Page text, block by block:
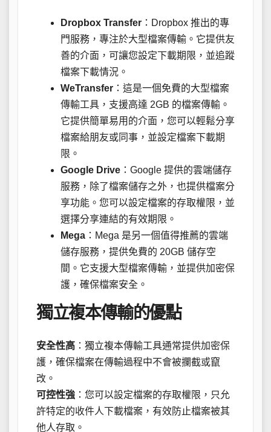
Dropbox Transfer ：Dropbox 推出的專
門服務，專注於大型檔案傳輸。它提供友
善的介面，可讓您設定下載期限，並追蹤
檔案下載情況。
WeTransfer ：這是一個免費的大型檔案
傳輸工具，支援高達 2GB 的檔案傳輸。
它提供簡單易用的介面，您可以輕鬆分享
檔案給朋友或同事，並設定檔案下載期
限。
Google Drive ：Google 提供的雲端儲存
服務，除了檔案儲存之外，也提供檔案分
享功能。您可以設定檔案的存取權限，並
選擇分享連結的有效期限。
Mega ：Mega 是另一個值得推薦的雲端
儲存服務，提供免費的 20GB 儲存空
間。它支援大型檔案傳輸，並提供加密保
護，確保檔案安全。
獨立複本傳輸的優點
安全性高 ：獨立複本傳輸工具通常提供加密保
護，確保檔案在傳輸過程中不會被攔截或竄
改。
可控性強 ：您可以設定檔案的存取權限，只允
許特定的收件人下載檔案，有效防止檔案被其
他人存取。